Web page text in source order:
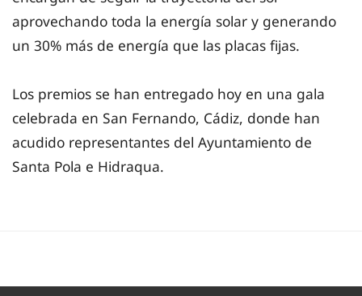
aprovechando toda la energía solar y generando
un 30% más de energía que las placas fijas.
Los premios se han entregado hoy en una gala
celebrada en San Fernando, Cádiz, donde han
acudido representantes del Ayuntamiento de
Santa Pola e Hidraqua.